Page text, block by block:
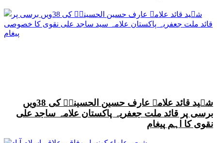
شہید قائد علامہ عارف حسین الحسینیؒ کی 38ویں
برسی پر قائد ملت جعفریہ پاکستان علامہ ساجد علی
نقوی کا اہم پیغام